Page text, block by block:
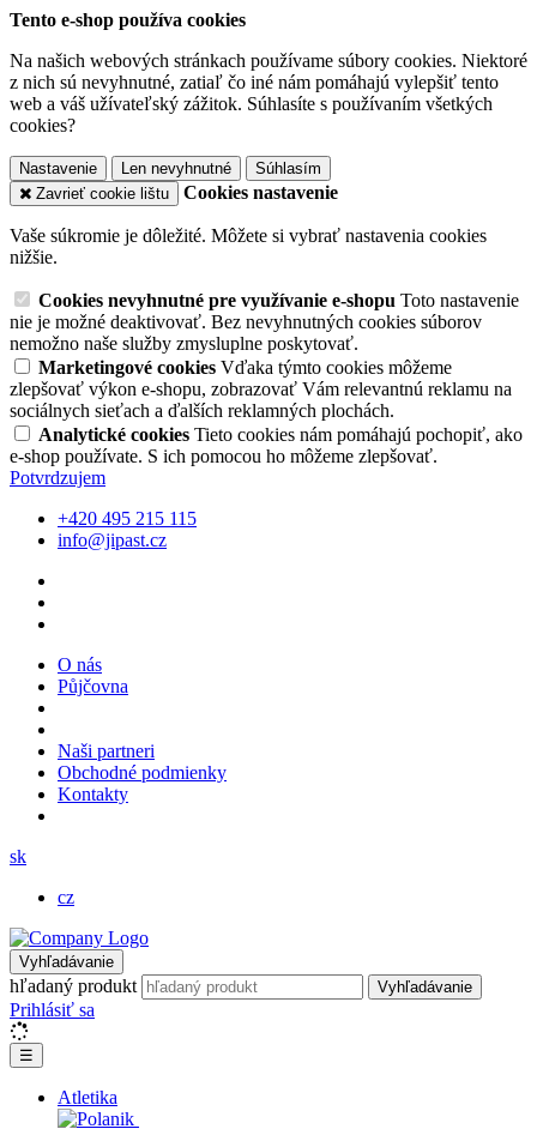
Tento e-shop používa cookies
Na našich webových stránkach používame súbory cookies. Niektoré
z nich sú nevyhnutné, zatiaľ čo iné nám pomáhajú vylepšiť tento
web a váš užívateľský zážitok. Súhlasíte s používaním všetkých
cookies?
Nastavenie Len nevyhnutné
Súhlasím
Zavrieť cookie lištu
Cookies nastavenie
Vaše súkromie je dôležité. Môžete si vybrať nastavenia cookies
nižšie.
Cookies nevyhnutné pre využívanie e-shopu Toto nastavenie
nie je možné deaktivovať. Bez nevyhnutných cookies súborov
nemožno naše služby zmysluplne poskytovať.
Marketingové cookies Vďaka týmto cookies môžeme
zlepšovať výkon e-shopu, zobrazovať Vám relevantnú reklamu na
sociálnych sieťach a ďalších reklamných plochách.
Analytické cookies Tieto cookies nám pomáhajú pochopiť, ako
e-shop používate. S ich pomocou ho môžeme zlepšovať.
Potvrdzujem
+420 495 215 115
info@jipast.cz
O nás
Půjčovna
Naši partneri
Obchodné podmienky
Kontakty
sk
cz
Vyhľadávanie
hľadaný produkt Vyhľadávanie
Prihlásiť sa
☰
Atletika